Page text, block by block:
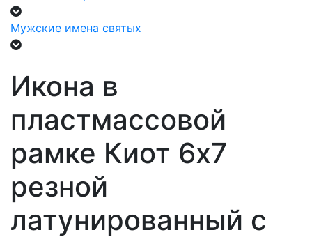
Мужские имена святых
Икона в
пластмассовой
рамке Киот 6х7
резной
латунированный с